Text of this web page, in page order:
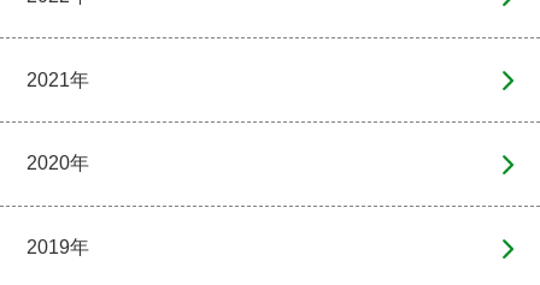
2021年
2020年
2019年